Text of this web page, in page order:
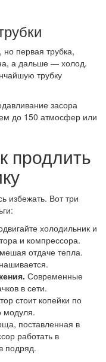
но первая трубка,
а дальше — холод.
трубку
засора
до 150 атмосфер или
продлить
избежать. Вот три
холодильник и
и компрессора.
отдаче тепла.
Современные
в сети.
стоит копейки по
модуля.
поставленная в
работать в
подряд.